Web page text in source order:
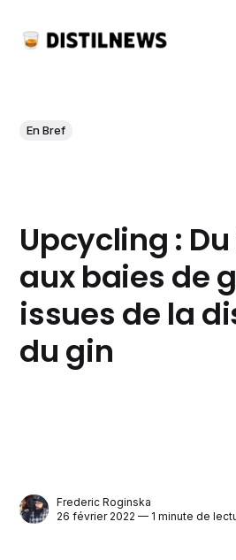
En Bref
Upcycling :
aux baies de
issues de la
du gin
Frederic Roginska
26 février 2022 — 1 minute de